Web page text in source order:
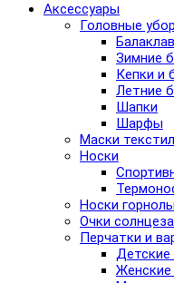
Аксессуары
Головные
Зимние
Кепки и
Летние
Шапки
Шарфы
Маски
Носки
Носки
Очки
Перчатки и
Детские
Женские